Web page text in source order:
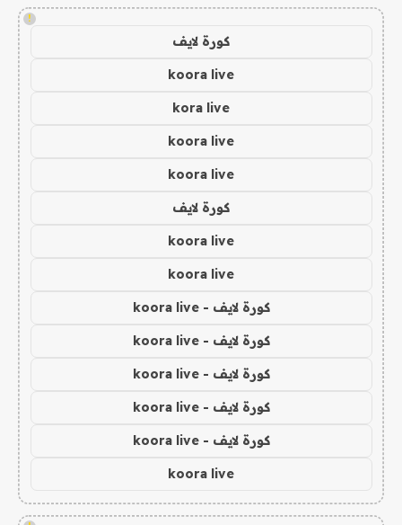
!
كورة لايف
koora live
kora live
koora live
koora live
كورة لايف
koora live
koora live
كورة لايف - koora live
كورة لايف - koora live
كورة لايف - koora live
كورة لايف - koora live
كورة لايف - koora live
koora live